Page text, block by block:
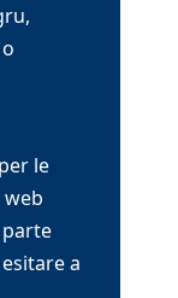
le
a